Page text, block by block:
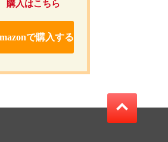
購入はこちら
で購入する